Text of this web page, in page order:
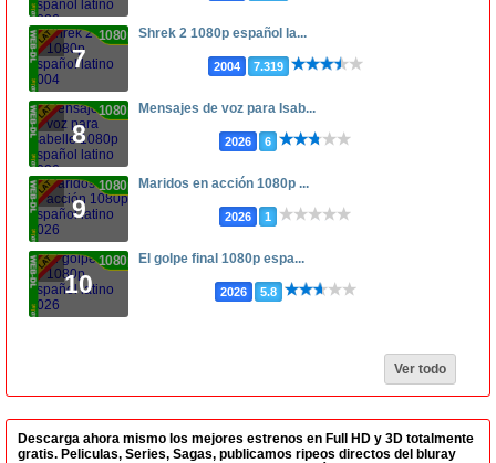
7
1080p Shrek 2 1080p español la...
2004 7.319
8
1080p Mensajes de voz para Isab...
2026 6
9
1080p Maridos en acción 1080p ...
2026 1
10
1080p El golpe final 1080p espa...
2026 5.8
Ver todo
Descarga ahora mismo los mejores estrenos en Full HD y 3D totalmente
gratis. Peliculas, Series, Sagas, publicamos ripeos directos del bluray